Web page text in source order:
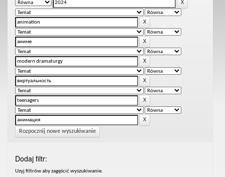
Rozpocznij nowe wyszukiwanie
Dodaj filtr:
Uzyj filtrów aby zagęścić wyszukiwanie.